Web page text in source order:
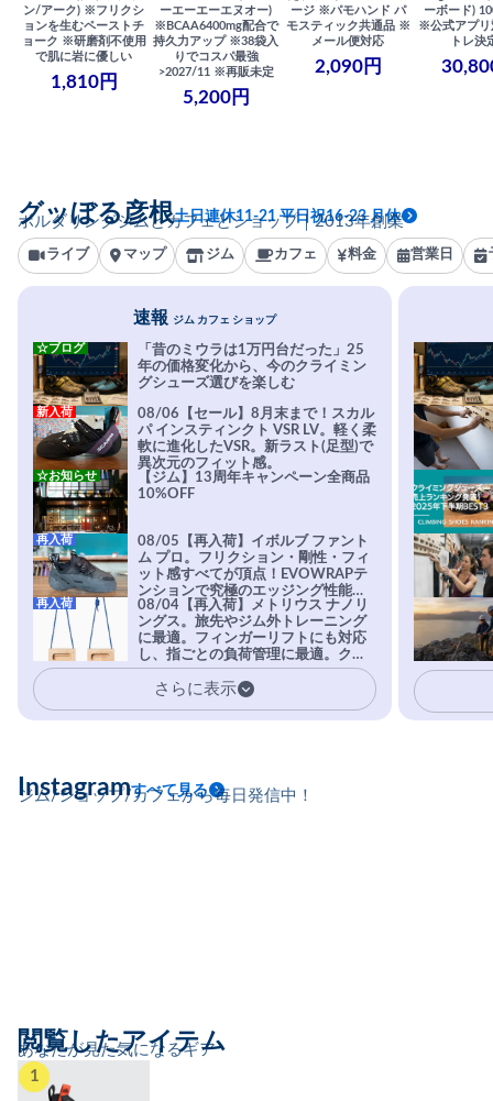
ン/アーク) ※フリクシ
ョンを生むペーストチ
ョーク ※研磨剤不使用
で肌に岩に優しい
1,810円
ーエーエーエヌオー)
※BCAA6400mg配合で
持久力アップ ※38袋入
りでコスパ最強
>2027/11 ※再販未定
5,200円
ージ ※パモハンド パ
モスティック共通品 ※
メール便対応
2,090円
ーボード)
※公式アプ
トレ決
ボルダリングジムとカフェとショップ｜2013年創業
グッぼる彦根土日連休11-21 平日祝16-23 月休
ライブ マップ ジム カフェ 料金 営業日
速報 ジム カフェ ショップ
「昔のミウラは1万円台だった」25
年の価格変化から、今のクライミン
グシューズ選びを楽しむ
☆ブログ
08/06【セール】8月末まで！スカル
パ インスティンクト VSR LV。軽く柔
軟に進化したVSR。新ラスト(足型)で
異次元のフィット感。
新入荷
【ジム】13周年キャンペーン全商品
10%OFF
☆お知らせ
08/05【再入荷】イボルブ ファント
ム プロ。フリクション・剛性・フィ
ット感すべてが頂点！EVOWRAPテ
ンションで究極のエッジング性能を
実現。進化系ラバーEvo-74はTRAX
を凌駕する粘着力で極小ホールドに
安心感。
再入荷
08/04【再入荷】メトリウス ナノリ
ングス。旅先やジム外トレーニング
に最適。フィンガーリフトにも対応
し、指ごとの負荷管理に最適。クラ
イマーの指を本気で鍛えるギア。
再入荷
さらに表示
ジム/ショップ/カフェから毎日発信中！
Instagramすべて見る
あなたが見た気になるギア
閲覧したアイテム
1